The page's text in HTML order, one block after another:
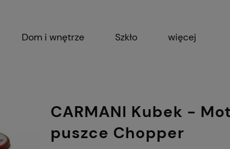
Dom i wnętrze Szkło więcej
CARMANI Kubek -
puszce Chopper